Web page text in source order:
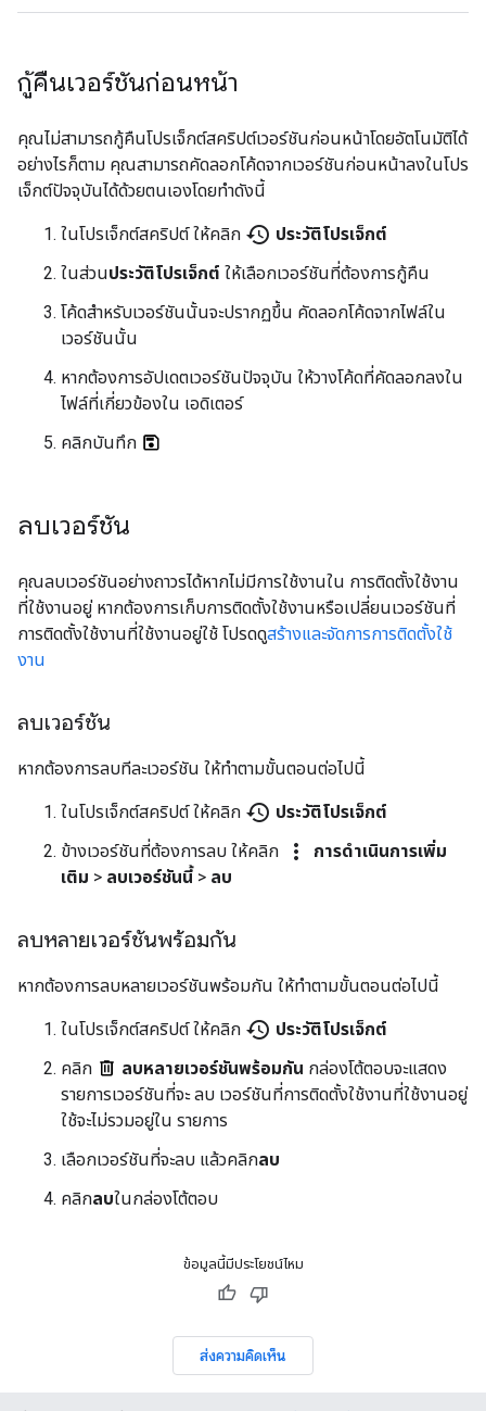
กู้คืนเวอร์ชันก่อนหน้า
คุณไม่สามารถกู้คืนโปรเจ็กต์สคริปต์เวอร์ชันก่อนหน้าโดยอัตโนมัติได้
อย่างไรก็ตาม คุณสามารถคัดลอกโค้ดจากเวอร์ชันก่อนหน้าลงในโปร
เจ็กต์ปัจจุบันได้ด้วยตนเองโดยทำดังนี้
ในโปรเจ็กต์สคริปต์ ให้คลิก history ประวัติโปรเจ็กต์
ในส่วนประวัติโปรเจ็กต์ ให้เลือกเวอร์ชันที่ต้องการกู้คืน
โค้ดสำหรับเวอร์ชันนั้นจะปรากฏขึ้น คัดลอกโค้ดจากไฟล์ใน
เวอร์ชันนั้น
หากต้องการอัปเดตเวอร์ชันปัจจุบัน ให้วางโค้ดที่คัดลอกลงใน
ไฟล์ที่เกี่ยวข้องใน เอดิเตอร์
คลิกบันทึก
ลบเวอร์ชัน
คุณลบเวอร์ชันอย่างถาวรได้หากไม่มีการใช้งานใน การติดตั้งใช้งาน
ที่ใช้งานอยู่ หากต้องการเก็บการติดตั้งใช้งานหรือเปลี่ยนเวอร์ชันที่
การติดตั้งใช้งานที่ใช้งานอยู่ใช้ โปรดดูสร้างและจัดการการติดตั้งใช้
งาน
ลบเวอร์ชัน
หากต้องการลบทีละเวอร์ชัน ให้ทำตามขั้นตอนต่อไปนี้
ในโปรเจ็กต์สคริปต์ ให้คลิก history ประวัติโปรเจ็กต์
ข้างเวอร์ชันที่ต้องการลบ ให้คลิก
more_vert
การดำเนินการเพิ่ม
เติม > ลบเวอร์ชันนี้ > ลบ
ลบหลายเวอร์ชันพร้อมกัน
หากต้องการลบหลายเวอร์ชันพร้อมกัน ให้ทำตามขั้นตอนต่อไปนี้
ในโปรเจ็กต์สคริปต์ ให้คลิก history ประวัติโปรเจ็กต์
คลิก
ลบหลายเวอร์ชันพร้อมกัน กล่องโต้ตอบจะแสดง
รายการเวอร์ชันที่จะ ลบ เวอร์ชันที่การติดตั้งใช้งานที่ใช้งานอยู่
ใช้จะไม่รวมอยู่ใน รายการ
เลือกเวอร์ชันที่จะลบ แล้วคลิกลบ
คลิกลบในกล่องโต้ตอบ
ข้อมูลนี้มีประโยชน์ไหม
ส่งความคิดเห็น